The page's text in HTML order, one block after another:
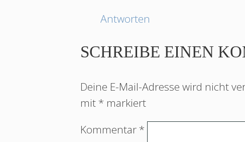
Antworten
SCHREIBE EINEN
Deine E-Mail-Adresse wird nicht
mit* markiert
Kommentar*